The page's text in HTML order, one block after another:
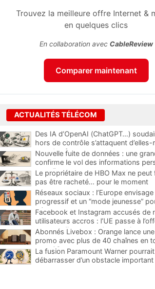
Trouvez la meilleure offre Internet &
en quelques clics
En collaboration avec CableReview
Comparer maintenant
ACTUALITÉS TÉLÉCOM
Des IA d’OpenAI (ChatGPT…)
hors de contrôle s’attaquent
une plateforme
Nouvelle fuite de données : une
confirme le vol des informations
ses clients
Le propriétaire de HBO Max ne peut
pas être racheté… pour le moment
Réseaux sociaux : l’Europe
progressif et un “mode jeunesse”
mineurs
Facebook et Instagram accusés de
utilisateurs accros : l’UE passe à
menace d’une amende record
Abonnés Livebox : Orange lance
promo avec plus de 40 chaînes en
pour 1€
La fusion Paramount Warner
débarrasser d’un obstacle important